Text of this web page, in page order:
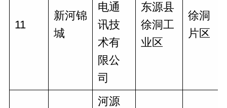
11
新河锦
城
电通
讯技
术有
限公
司
东源县
徐洞工
业区
徐洞
片区
河源